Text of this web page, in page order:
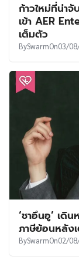
ก้าวใหม่ที่น่า
เข้า AER
เต็มตัว
BySwarmOn03/
‘ชาอึนอู’ เดิ
ภาษีย้อนหลัง
BySwarmOn02/